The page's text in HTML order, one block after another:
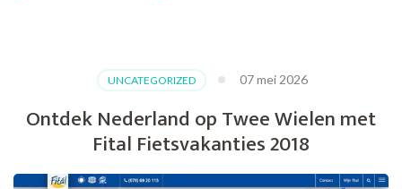
Kras
UNCATEGORIZED 07 mei 2026
Ontdek Nederland op Twee Wielen met
Fital Fietsvakanties 2018